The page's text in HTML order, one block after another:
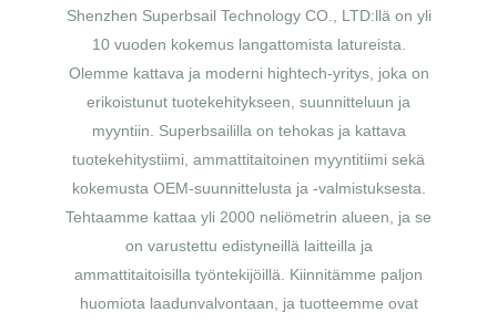
Shenzhen Superbsail Technology CO., LTD:llä on yli
10 vuoden kokemus langattomista latureista.
Olemme kattava ja moderni hightech-yritys, joka on
erikoistunut tuotekehitykseen, suunnitteluun ja
myyntiin. Superbsaililla on tehokas ja kattava
tuotekehitystiimi, ammattitaitoinen myyntitiimi sekä
kokemusta OEM-suunnittelusta ja -valmistuksesta.
Tehtaamme kattaa yli 2000 neliömetrin alueen, ja se
on varustettu edistyneillä laitteilla ja
ammattitaitoisilla työntekijöillä. Kiinnitämme paljon
huomiota laadunvalvontaan, ja tuotteemme ovat